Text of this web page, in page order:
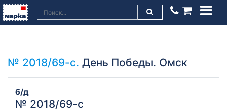
№ 2018/69-с. День Победы. Омск
б/д
№ 2018/69-с